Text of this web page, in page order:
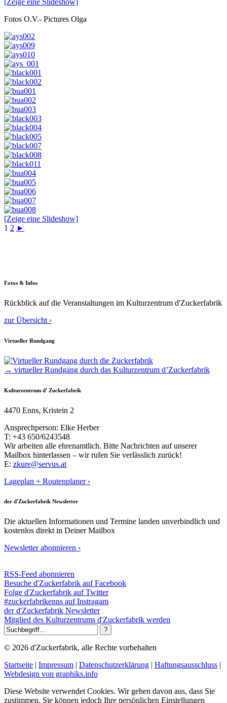
Fotos O.V.- Pictures Olga
[Zeige eine Slideshow]
1 2 ►
Fotos & Infos
Rückblick auf die Veranstaltungen im Kulturzentrum d'Zuckerfabrik
zur Übersicht ›
Virtueller Rundgang
→ virtueller Rundgang durch das Kulturzentrum d’Zuckerfabrik
Kulturzentrum d' Zuckerfabrik
4470 Enns, Kristein 2
Ansprechperson: Elke Herber
T: +43 650/6243548
Wir arbeiten alle ehrenamtlich. Bitte Nachrichten auf unserer
Mailbox hinterlassen – wir rufen Sie verlässlich zurück!
E: zkure@servus.at
Lageplan + Routenplaner ›
der d'Zuckerfabrik Newsletter
Die aktuellen Informationen und Termine landen unverbindlich und
kostenlos direkt in Deiner Mailbox
Newsletter abonnieren ›
RSS-Feed abonnieren
Besuche d'Zuckerfabrik auf Facebook
Folge d'Zuckerfabrik auf Twitter
#zuckerfabrikenns auf Instragam
der d'Zuckerfabrik Newsletter
Mitglied des Kulturzentrums d'Zuckerfabrik werden
© 2026 d'Zuckerfabrik, alle Rechte vorbehalten
Startseite | Impressum | Datenschutzerklärung | Haftungsausschluss |
Webdesign von graphiks.info
Diese Website verwendet Cookies. Wir gehen davon aus, dass Sie
zustimmen, Sie können jedoch Ihre persönlichen Einstellungen